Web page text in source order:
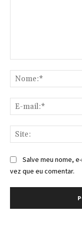
Salve meu nome,
vez que eu comentar.